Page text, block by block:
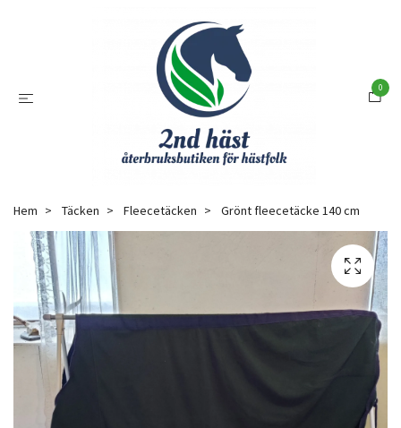
0
Hem Täcken Fleecetäcken Grönt fleecetäcke 140 cm